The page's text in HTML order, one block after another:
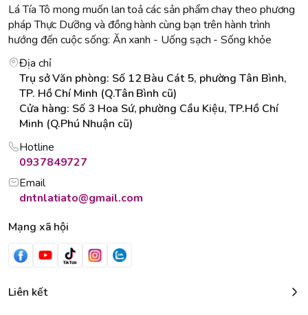
Lá Tía Tô mong muốn lan toả các sản phẩm chay theo phương
pháp Thực Dưỡng và đồng hành cùng bạn trên hành trình
hướng đến cuộc sống: Ăn xanh - Uống sạch - Sống khỏe
Địa chỉ
Trụ sở Văn phòng: Số 12 Bàu Cát 5, phường Tân Bình,
TP. Hồ Chí Minh (Q.Tân Bình cũ)
Cửa hàng: Số 3 Hoa Sứ, phường Cầu Kiệu, TP.Hồ Chí
Minh (Q.Phú Nhuận cũ)
Hotline
0937849727
Email
dntnlatiato@gmail.com
Mạng xã hội
Liên kết